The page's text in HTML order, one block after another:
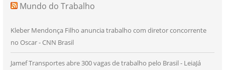
Mundo do Trabalho
Kleber Mendonça Filho anuncia trabalho com diretor concorrente
no Oscar - CNN Brasil
Jamef Transportes abre 300 vagas de trabalho pelo Brasil - LeiaJá